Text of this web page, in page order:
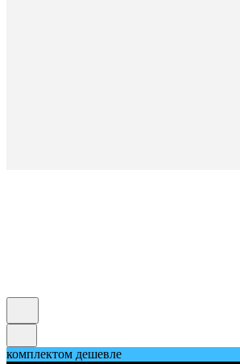
комплектом дешевле